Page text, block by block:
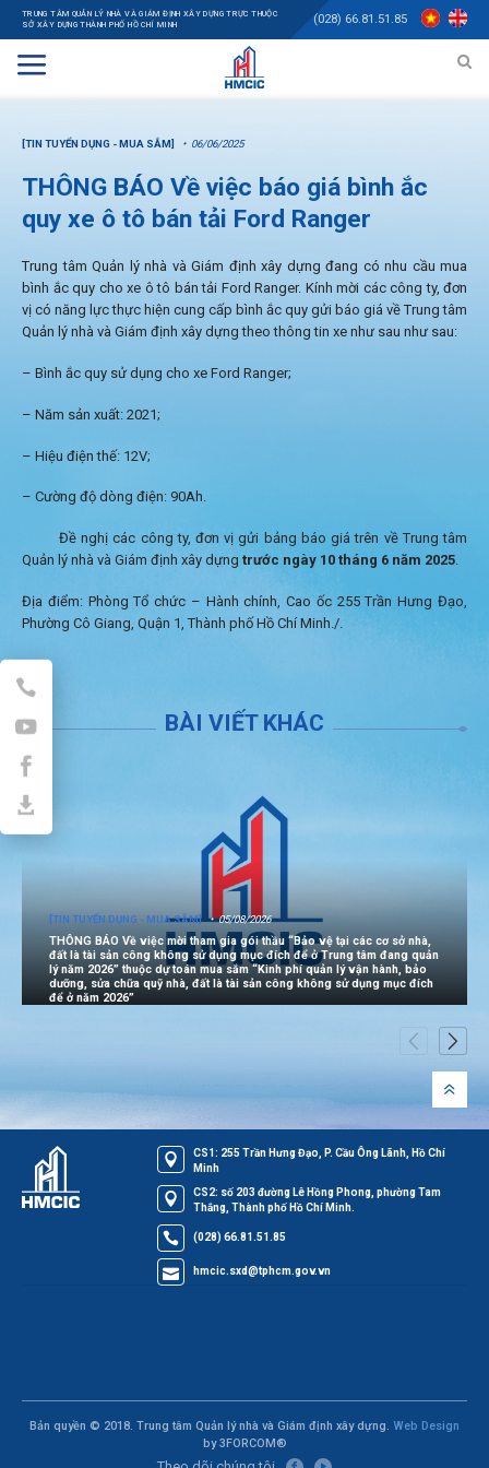
TRUNG TÂM QUẢN LÝ NHÀ VÀ GIÁM ĐỊNH XÂY DỰNG TRỰC THUỘC
SỞ XÂY DỰNG THÀNH PHỐ HỒ CHÍ MINH
(028) 66.81.51.85
[TIN TUYỂN DỤNG - MUA SẮM] 06/06/2025
THÔNG BÁO Về việc báo giá bình ắc
quy xe ô tô bán tải Ford Ranger
Trung tâm Quản lý nhà và Giám định xây dựng đang có nhu cầu mua
bình ắc quy cho xe ô tô bán tải Ford Ranger. Kính mời các công ty, đơn
vị có năng lực thực hiện cung cấp bình ắc quy gửi báo giá về Trung tâm
Quản lý nhà và Giám định xây dựng theo thông tin xe như sau như sau:
– Bình ắc quy sử dụng cho xe Ford Ranger;
– Năm sản xuất: 2021;
– Hiệu điện thế: 12V;
– Cường độ dòng điện: 90Ah.
Đề nghị các công ty, đơn vị gửi bảng báo giá trên về Trung tâm
Quản lý nhà và Giám định xây dựng trước ngày 10 tháng 6 năm 2025.
Địa điểm: Phòng Tổ chức – Hành chính, Cao ốc 255 Trần Hưng Đạo,
Phường Cô Giang, Quận 1, Thành phố Hồ Chí Minh./.
BÀI VIẾT KHÁC
[TIN TUYỂN DỤNG - MUA SẮM] 05/08/2026
THÔNG BÁO Về việc mời tham gia gói thầu “Bảo vệ tại các cơ sở nhà,
đất là tài sản công không sử dụng mục đích để ở Trung tâm đang quản
lý năm 2026” thuộc dự toán mua sắm “Kinh phí quản lý vận hành, bảo
dưỡng, sửa chữa quỹ nhà, đất là tài sản công không sử dụng mục đích
để ở năm 2026”
CS1: 255 Trần Hưng Đạo, P. Cầu Ông Lãnh, Hồ Chí
Minh
CS2: số 203 đường Lê Hồng Phong, phường Tam
Thắng, Thành phố Hồ Chí Minh.
(028) 66.81.51.85
hmcic.sxd@tphcm.gov.vn
Bản quyền © 2018. Trung tâm Quản lý nhà và Giám định xây dựng. Web Design
by 3FORCOM®